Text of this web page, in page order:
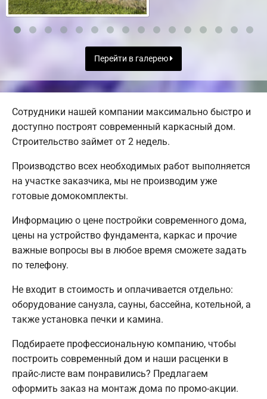
Перейти в галерею
Сотрудники нашей компании максимально быстро и
доступно построят современный каркасный дом.
Строительство займет от 2 недель.
Производство всех необходимых работ выполняется
на участке заказчика, мы не производим уже
готовые домокомплекты.
Информацию о цене постройки современного дома,
цены на устройство фундамента, каркас и прочие
важные вопросы вы в любое время сможете задать
по телефону.
Не входит в стоимость и оплачивается отдельно:
оборудование санузла, сауны, бассейна, котельной, а
также установка печки и камина.
Подбираете профессиональную компанию, чтобы
построить современный дом и наши расценки в
прайс-листе вам понравились? Предлагаем
оформить заказ на монтаж дома по промо-акции.